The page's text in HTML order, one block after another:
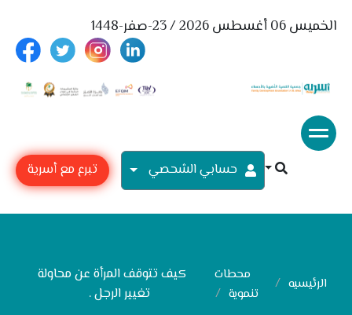
الخميس 06 أغسطس 2026 / 23-صفر-1448
حسابي الشحصي تبرع مع أسرية
الرئيسيه
محطات
تنموية
كيف تتوقف المرأة عن محاولة
تغيير الرجل .